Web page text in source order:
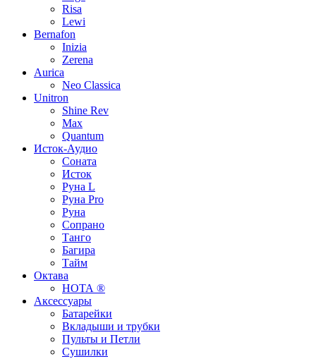
Risa
Lewi
Bernafon
Inizia
Zerena
Aurica
Neo Classica
Unitron
Shine Rev
Max
Quantum
Исток-Аудио
Соната
Исток
Руна L
Руна Pro
Руна
Сопрано
Танго
Багира
Тайм
Октава
НОТА ®
Аксессуары
Батарейки
Вкладыши и трубки
Пульты и Петли
Сушилки